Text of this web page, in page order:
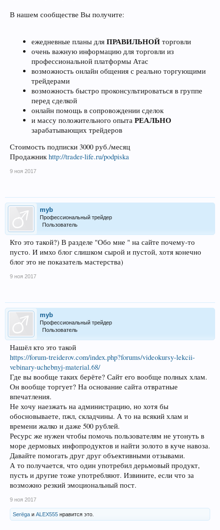
В нашем сообществе Вы получите:
ежедневные планы для ПРАВИЛЬНОЙ торговли
очень важную информацию для торговли из
профессиональной платформы Атас
возможность онлайн общения с реально торгующими
трейдерами
возможность быстро проконсультироваться в группе
перед сделкой
онлайн помощь в сопровождении сделок
и массу положительного опыта РЕАЛЬНО
зарабатывающих трейдеров
Стоимость подписки 3000 руб./месяц
Продажникhttp://trader-life.ru/podpiska
9 ноя 2017
myb
Профессиональный трейдер
Пользователь
Кто это такой?) В разделе "Обо мне " на сайте почему-то
пусто. И имхо блог слишком сырой и пустой, хотя конечно
блог это не показатель мастерства)
9 ноя 2017
myb
Профессиональный трейдер
Пользователь
Нашёл кто это такой
https://forum-treiderov.com/index.php?forums/videokursy-lekcii-
vebinary-uchebnyj-material.68/
Где вы вообще таких берёте? Сайт его вообще полных хлам.
Он вообще торгует? На основание сайта отвратные
впечатления.
Не хочу наезжать на администрацию, но хотя бы
обосновываете, пжл, складчины. А то на всякий хлам и
времени жалко и даже 500 рублей.
Ресурс же нужен чтобы помочь пользователям не утонуть в
море дермовых инфопродуктов и найти золото в куче навоза.
Давайте помогать друг друг объективными отзывами.
А то получается, что один употребил дерьмовый продукт,
пусть и другие тоже употребляют. Извините, если что за
возможно резкий эмоциональный пост.
9 ноя 2017
Serёga и ALEX555 нравится это.